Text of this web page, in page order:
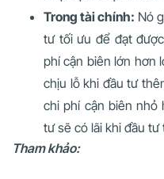
Trong tài chính: Nó
tư tối ưu để đạt
phí cận biên lớn hơn
chịu lỗ khi đầu tư
chi phí cận biên nhỏ
tư sẽ có lãi khi đầu
Tham khảo: